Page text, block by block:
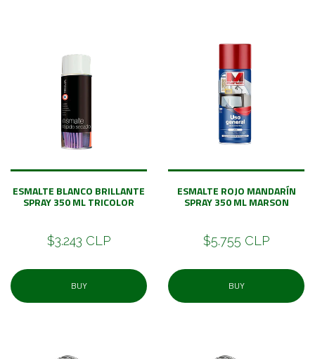
ESMALTE BLANCO BRILLANTE
SPRAY 350 ML TRICOLOR
$3.243 CLP
BUY
ESMALTE ROJO MANDARÍN
SPRAY 350 ML MARSON
$5.755 CLP
BUY